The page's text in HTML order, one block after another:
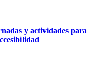
y actividades para